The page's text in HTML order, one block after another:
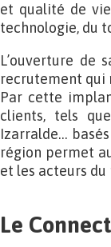
et qualité de
technologie, du
L’ouverture de
recrutement qui
Par cette
clients, tels
Izarralde…
région permet
et les acteurs du
Le